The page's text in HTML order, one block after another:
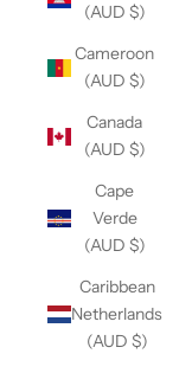
(AUD $)
Cameroon
(AUD $)
Canada
(AUD $)
Cape
Verde
(AUD $)
Caribbean
Netherlands
(AUD $)